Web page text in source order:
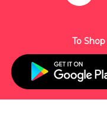
To